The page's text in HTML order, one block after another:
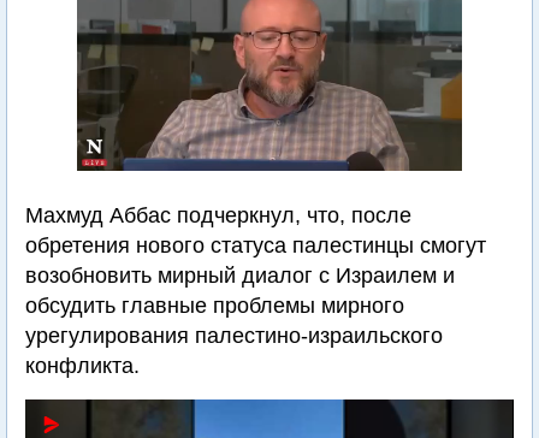
Махмуд Аббас подчеркнул, что, после
обретения нового статуса палестинцы смогут
возобновить мирный диалог с Израилем и
обсудить главные проблемы мирного
урегулирования палестино-израильского
конфликта.